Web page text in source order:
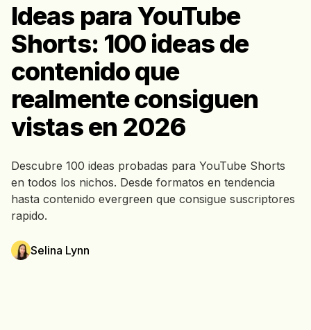
Ideas para YouTube
Shorts: 100 ideas de
contenido que
realmente consiguen
vistas en 2026
Descubre 100 ideas probadas para YouTube Shorts
en todos los nichos. Desde formatos en tendencia
hasta contenido evergreen que consigue suscriptores
rapido.
Selina Lynn